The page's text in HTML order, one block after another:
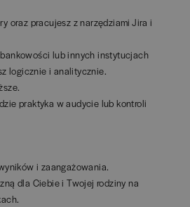
oraz pracujesz z narzędziami Jira i
lub innych instytucjach
logicznie i analitycznie.
praktyka w audycie lub kontroli
i zaangażowania.
dla Ciebie i Twojej rodziny na